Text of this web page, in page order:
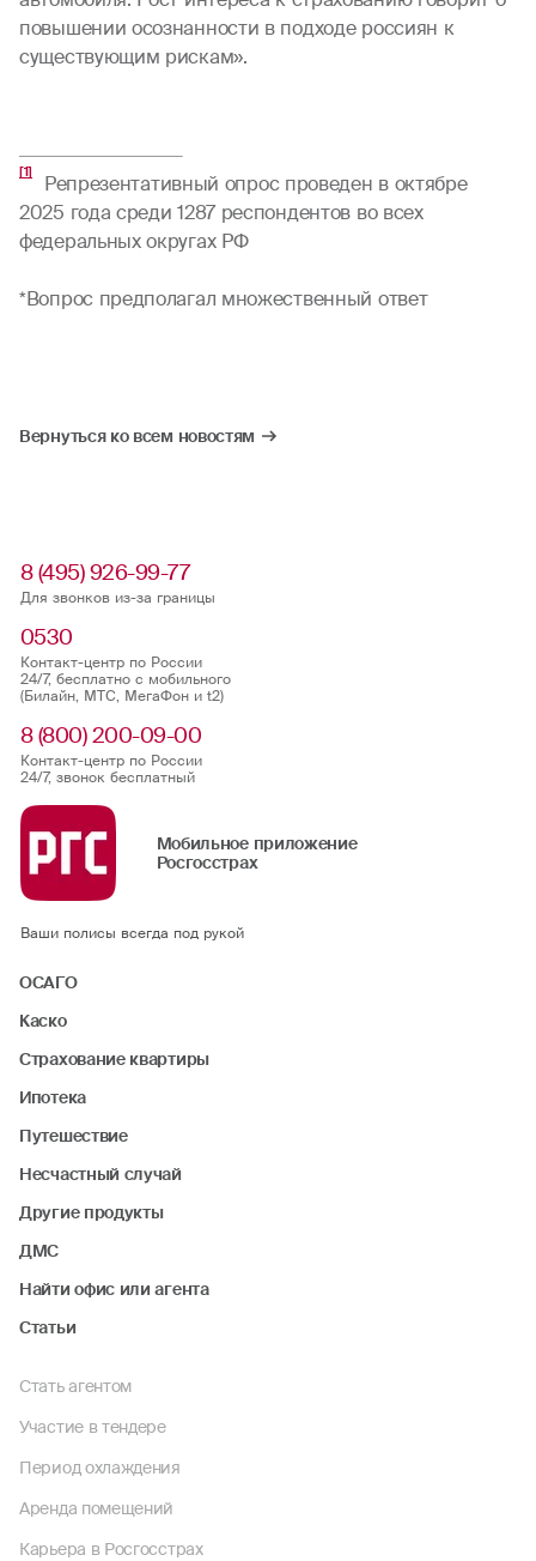
повышении осознанности в подходе россиян к
существующим рискам».
[1]
Репрезентативный опрос проведен в октябре
2025 года среди 1287 респондентов во всех
федеральных округах РФ
*Вопрос предполагал множественный ответ
Вернуться ко всем новостям
8 (495) 926-99-77
Для звонков из-за границы
0530
Контакт-центр по России
24/7, бесплатно с мобильного
(Билайн, МТС, МегаФон и t2)
8 (800) 200-09-00
Контакт-центр по России
24/7, звонок бесплатный
Мобильное приложение
Росгосстрах
Ваши полисы всегда под рукой
ОСАГО
Каско
Страхование квартиры
Ипотека
Путешествие
Несчастный случай
Другие продукты
ДМС
Найти офис или агента
Статьи
Стать агентом
Участие в тендере
Период охлаждения
Аренда помещений
Карьера в Росгосстрах